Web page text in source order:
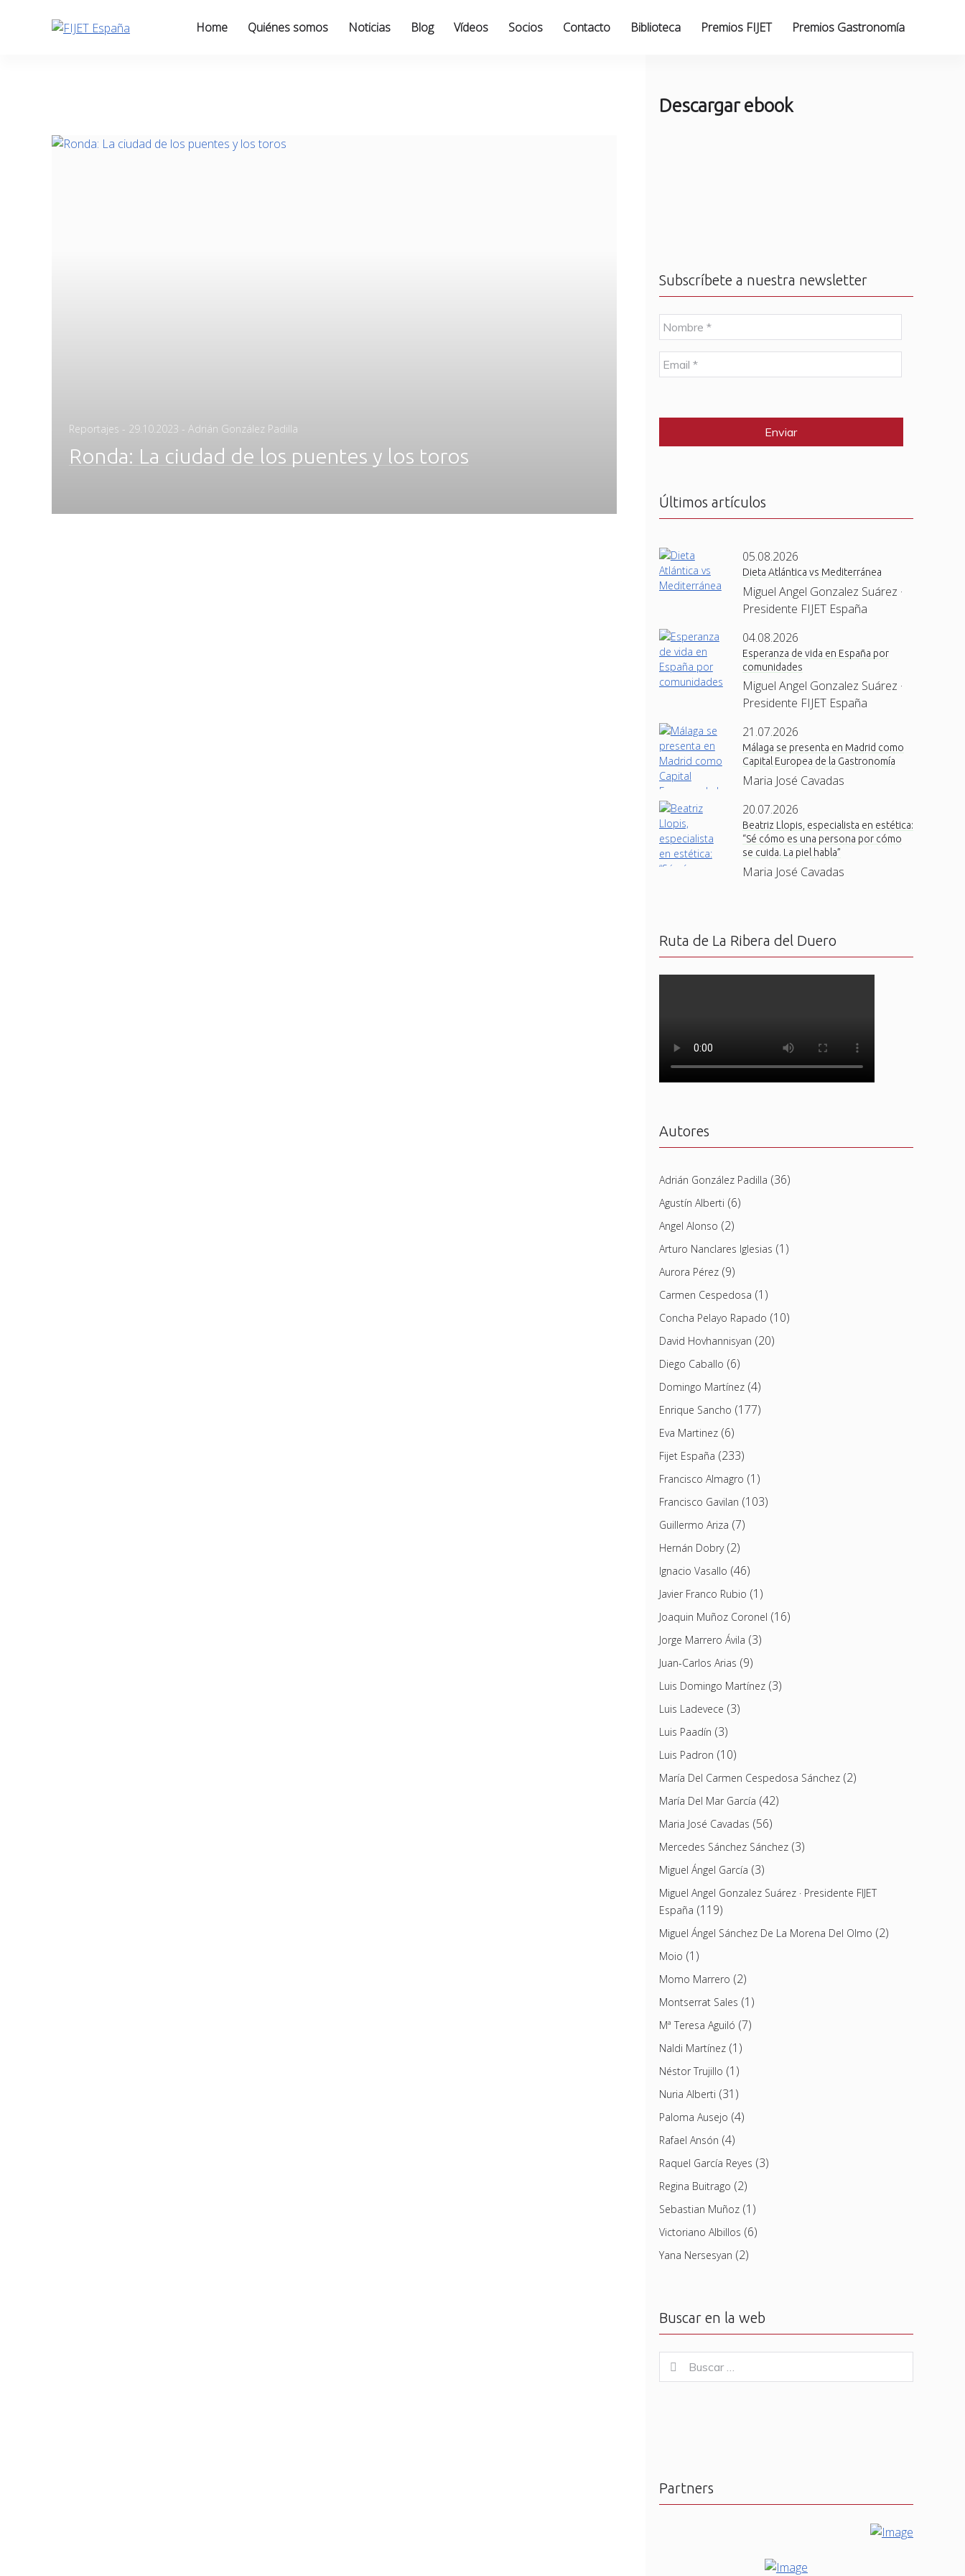
Home Quiénes somos Noticias Blog Vídeos Socios Contacto Biblioteca Premios FIJET Premios Gastronomía
Reportajes - Posted
29.10.2023 - Adrián González Padilla
Ronda: La ciudad de los puentes y los toros
Descargar ebook
Subscríbete a nuestra newsletter
N
o
m
b
r
E
m
l
Últimos artículos
05.08.2026
Dieta Atlántica vs Mediterránea
Miguel Angel Gonzalez Suárez ·
Presidente FIJET España
04.08.2026
Esperanza de vida en España por
comunidades
Miguel Angel Gonzalez Suárez ·
Presidente FIJET España
21.07.2026
Málaga se presenta en Madrid como
Capital Europea de la Gastronomía
Maria José Cavadas
20.07.2026
Beatriz Llopis, especialista en estética:
“Sé cómo es una persona por cómo
se cuida. La piel habla”
Maria José Cavadas
Ruta de La Ribera del Duero
Autores
Adrián González Padilla (36)
Agustín Alberti (6)
Angel Alonso (2)
Arturo Nanclares Iglesias (1)
Aurora Pérez(9)
Carmen Cespedosa (1)
Concha Pelayo Rapado (10)
David Hovhannisyan (20)
Diego Caballo (6)
Domingo Martínez(4)
Enrique Sancho (177)
Eva Martinez(6)
Fijet España (233)
Francisco Almagro (1)
Francisco Gavilan (103)
Guillermo Ariza (7)
Hernán Dobry(2)
Ignacio Vasallo (46)
Javier Franco Rubio (1)
Joaquin Muñoz Coronel (16)
Jorge Marrero Ávila (3)
Juan-Carlos Arias (9)
Luis Domingo Martínez(3)
Luis Ladevece (3)
Luis Paadín (3)
Luis Padron (10)
María Del Carmen Cespedosa Sánchez(2)
María Del Mar García (42)
Maria José Cavadas (56)
Mercedes Sánchez Sánchez(3)
Miguel Ángel García (3)
Miguel Angel Gonzalez Suárez · Presidente FIJET
España (119)
Miguel Ángel Sánchez De La Morena Del Olmo (2)
Moio (1)
Momo Marrero (2)
Montserrat Sales (1)
Mª Teresa Aguiló (7)
Naldi Martínez(1)
Néstor Trujillo (1)
Nuria Alberti (31)
Paloma Ausejo (4)
Rafael Ansón (4)
Raquel García Reyes (3)
Regina Buitrago (2)
Sebastian Muñoz(1)
Victoriano Albillos (6)
Yana Nersesyan (2)
Buscar en la web
for:
Buscar
Partners